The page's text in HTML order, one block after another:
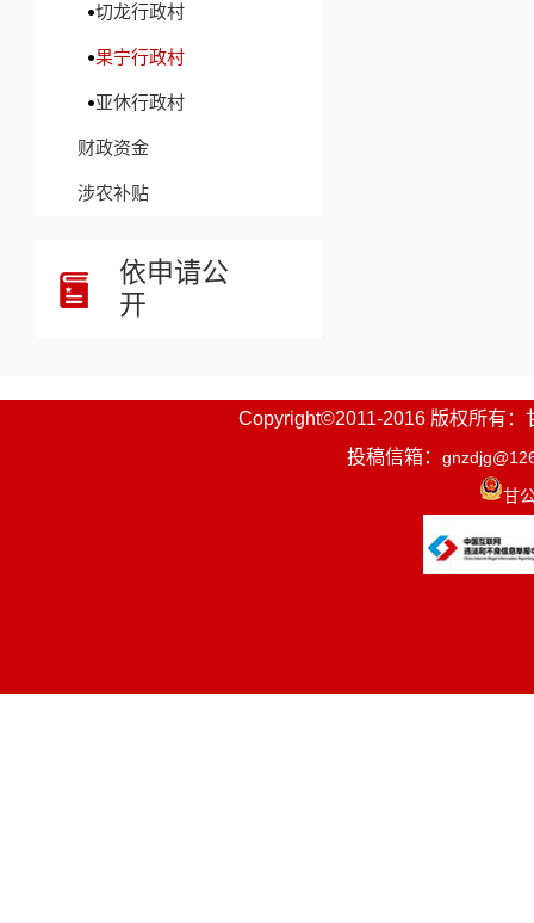
切龙行政村
果宁行政村
亚休行政村
财政资金
涉农补贴
依申请公
开
Copyright©2011-2016 版权所有：
投稿信箱：
甘